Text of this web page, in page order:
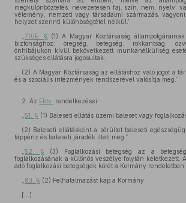
megkülönböztetés, nevezetesen faj, szín, nem, nyelv,
vélemény, nemzeti vagy társadalmi származás,
helyzet szerinti különbségtétel nélkül.”
70/E. § (1) A Magyar Köztársaság
biztonsághoz; öregség, betegség, rokkantság,
önhibájukon kívül bekövetkezett munkanélküliség
szükséges ellátásra jogosultak.
(2) A Magyar Köztársaság az ellátáshoz való jogot a
és a szociális intézmények rendszerével valósítja meg.”
2. Az Ebtv.
rendelkezései:
51. § (1) Baleseti ellátás üzemi baleset vagy
(2) Baleseti ellátásként a sérültet baleseti
táppénz és baleseti járadék illeti meg.”
52. § (3) Foglalkozási betegség az a
foglalkozásának a különös veszélye folytán keletkezett.
adó foglalkozási betegségek körét a Kormány rendeletben
83. § (2) Felhatalmazást kap a Kormány
[...]